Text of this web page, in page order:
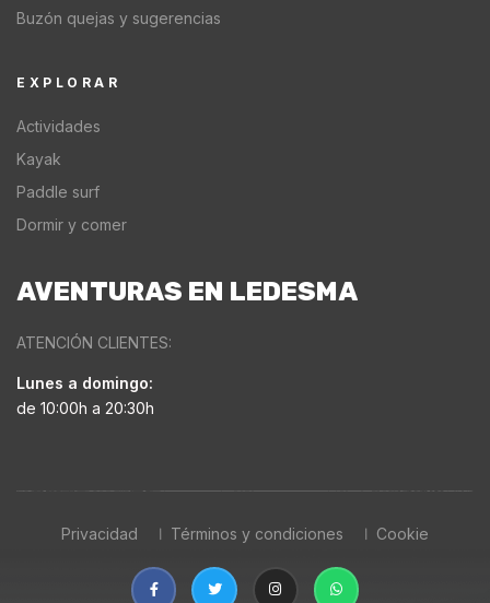
EXPLORAR
Actividades
Kayak
Paddle surf
Dormir y comer
Buzón quejas y sugerencias
AVENTURAS EN LEDESMA
ATENCIÓN CLIENTES:
Lunes a domingo:
de 10:00h a 20:30h
Privacidad Términos y condiciones Cookie